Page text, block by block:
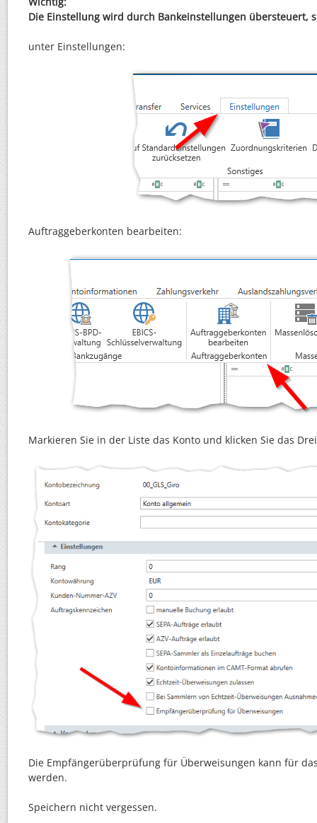
Die Einstellung wird durch Bankeinstellungen übersteuert,
unter Einstellungen:
Auftraggeberkonten bearbeiten:
Markieren Sie in der Liste das Konto und klicken Sie das
Die Empfängerüberprüfung für Überweisungen kann für
werden.
Speichern nicht vergessen.